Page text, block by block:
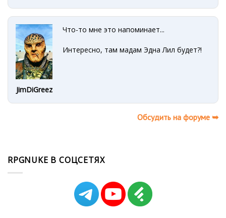
JimDiGreez
Что-то мне это напоминает...
Интересно, там мадам Эдна Лил будет?!
Обсудить на форуме ➥
RPGNUKE В СОЦСЕТЯХ